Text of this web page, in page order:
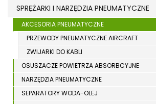
SPRĘŻARKI I NARZĘDZIA PNEUMATYCZNE
AKCESORIA PNEUMATYCZNE
PRZEWODY PNEUMATYCZNE AIRCRAFT
ZWIJARKI DO KABLI
OSUSZACZE POWIETRZA ABSORBCYJNE
NARZĘDZIA PNEUMATYCZNE
SEPARATORY WODA-OLEJ